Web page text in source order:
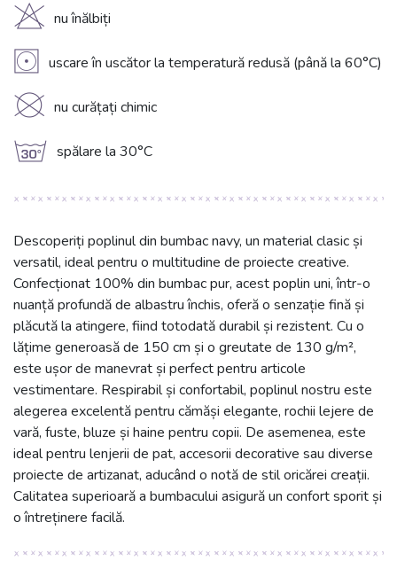
H nu înălbiți
V uscare în uscător la temperatură redusă (până la 60°C)
K nu curățați chimic
g spălare la 30°C
Descoperiți poplinul din bumbac navy, un material clasic și
versatil, ideal pentru o multitudine de proiecte creative.
Confecționat 100% din bumbac pur, acest poplin uni, într-o
nuanță profundă de albastru închis, oferă o senzație fină și
plăcută la atingere, fiind totodată durabil și rezistent. Cu o
lățime generoasă de 150 cm și o greutate de 130 g/m²,
este ușor de manevrat și perfect pentru articole
vestimentare. Respirabil și confortabil, poplinul nostru este
alegerea excelentă pentru cămăși elegante, rochii lejere de
vară, fuste, bluze și haine pentru copii. De asemenea, este
ideal pentru lenjerii de pat, accesorii decorative sau diverse
proiecte de artizanat, aducând o notă de stil oricărei creații.
Calitatea superioară a bumbacului asigură un confort sporit și
o întreținere facilă.